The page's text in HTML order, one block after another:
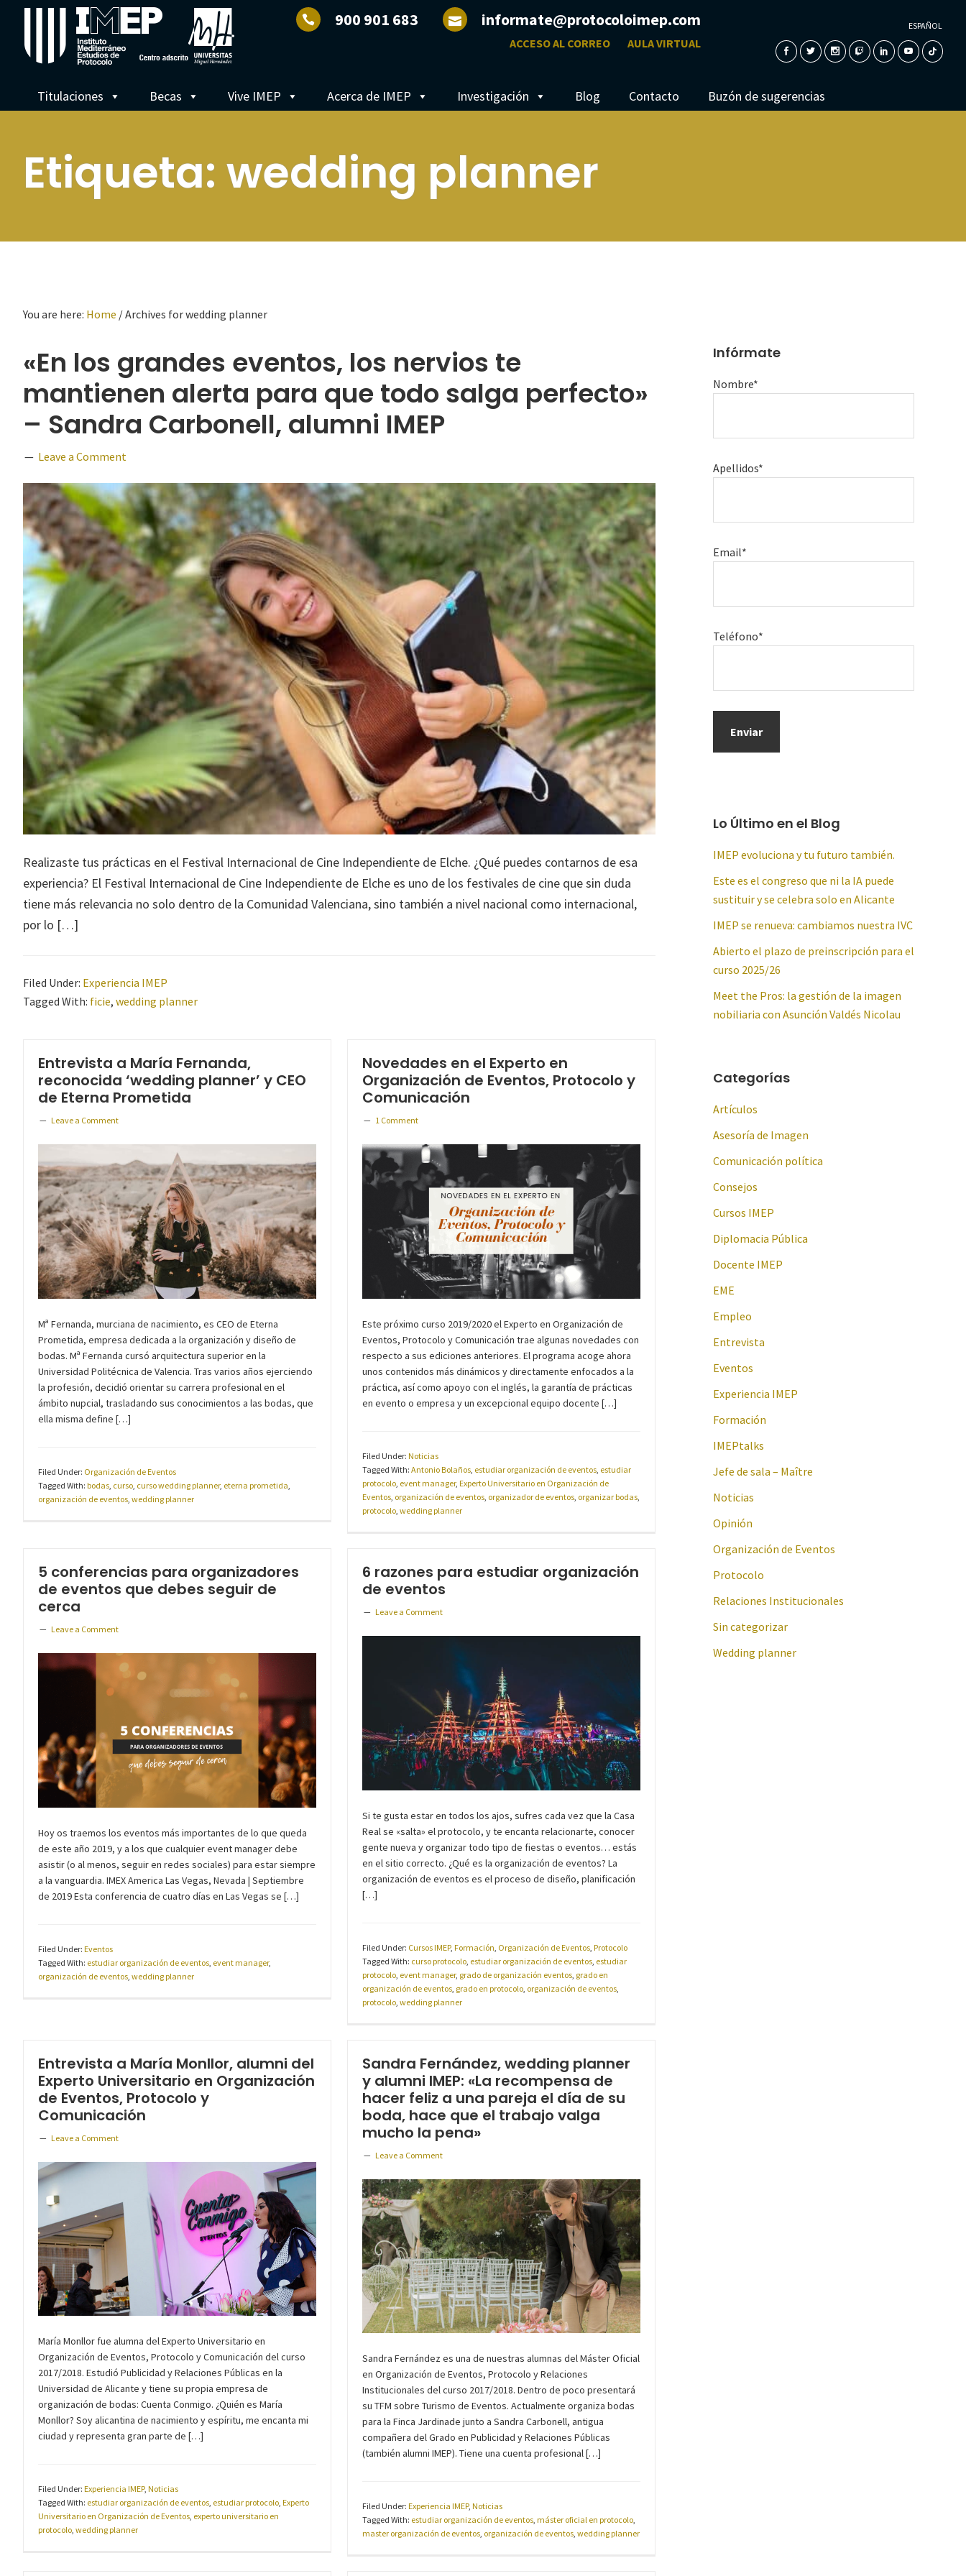
900 901 683 informate@protocoloimep.com
ACCESO AL CORREO AULA VIRTUAL
ESPAÑOL
Titulaciones Becas Vive IMEP Acerca de IMEP Investigación Blog Contacto Buzón de sugerencias
Etiqueta: wedding planner
You are here: Home /Archives for wedding planner
«En los grandes eventos, los nervios te
mantienen alerta para que todo salga perfecto»
– Sandra Carbonell, alumni IMEP
Leave a Comment
Realizaste tus prácticas en el Festival Internacional de Cine Independiente de Elche. ¿Qué puedes contarnos de esa
experiencia? El Festival Internacional de Cine Independiente de Elche es uno de los festivales de cine que sin duda
tiene más relevancia no solo dentro de la Comunidad Valenciana, sino también a nivel nacional como internacional,
por lo […]
Filed Under: Experiencia IMEP
Tagged With: ficie, wedding planner
Entrevista a María Fernanda,
reconocida ‘wedding planner’ y CEO
de Eterna Prometida
Leave a Comment
Mª Fernanda, murciana de nacimiento, es CEO de Eterna
Prometida, empresa dedicada a la organización y diseño de
bodas. Mª Fernanda cursó arquitectura superior en la
Universidad Politécnica de Valencia. Tras varios años ejerciendo
la profesión, decidió orientar su carrera profesional en el
ámbito nupcial, trasladando sus conocimientos a las bodas, que
ella misma define […]
Filed Under: Organización de Eventos
Tagged With: bodas curso curso wedding planner, eterna prometida
organización de eventos wedding planner
Novedades en el Experto en
Organización de Eventos, Protocolo y
Comunicación
1 Comment
Este próximo curso 2019/2020 el Experto en Organización de
Eventos, Protocolo y Comunicación trae algunas novedades con
respecto a sus ediciones anteriores. El programa acoge ahora
unos contenidos más dinámicos y directamente enfocados a la
práctica, así como apoyo con el inglés, la garantía de prácticas
en evento o empresa y un excepcional equipo docente […]
Filed Under:Noticias
Tagged With:Antonio Bolaños estudiar organización de eventos estudiar
protocolo event manager,Experto Universitario en Organización de
Eventos organización de eventos organizador de eventos organizar bodas
protocolo ,wedding planner
5 conferencias para organizadores
de eventos que debes seguir de
cerca
Leave a Comment
Hoy os traemos los eventos más importantes de lo que queda
de este año 2019, y a los que cualquier event manager debe
asistir (o al menos, seguir en redes sociales) para estar siempre
a la vanguardia. IMEX America Las Vegas, Nevada | Septiembre
de 2019 Esta conferencia de cuatro días en Las Vegas se […]
Filed Under: Eventos
Tagged With: estudiar organización de eventos event manager,
organización de eventos wedding planner
6 razones para estudiar organización
de eventos
Leave a Comment
Si te gusta estar en todos los ajos, sufres cada vez que la Casa
Real se «salta» el protocolo, y te encanta relacionarte, conocer
gente nueva y organizar todo tipo de fiestas o eventos… estás
en el sitio correcto. ¿Qué es la organización de eventos? La
organización de eventos es el proceso de diseño, planificación
[…]
Filed Under: Cursos IMEP,Formación Organización de Eventos ,Protocolo
Tagged With: curso protocolo estudiar organización de eventos estudiar
protocolo event manager, grado de organización eventos grado en
organización de eventos grado en protocolo organización de eventos
protocolo ,wedding planner
Entrevista a María Monllor, alumni del
Experto Universitario en Organización
de Eventos, Protocolo y
Comunicación
Leave a Comment
María Monllor fue alumna del Experto Universitario en
Organización de Eventos, Protocolo y Comunicación del curso
2017/2018. Estudió Publicidad y Relaciones Públicas en la
Universidad de Alicante y tiene su propia empresa de
organización de bodas: Cuenta Conmigo. ¿Quién es María
Monllor? Soy alicantina de nacimiento y espíritu, me encanta mi
ciudad y representa gran parte de […]
Filed Under: Experiencia IMEP, Noticias
Tagged With: estudiar organización de eventos, estudiar protocolo, Experto
Universitario en Organización de Eventos, experto universitario en
protocolo, wedding planner
Sandra Fernández, wedding planner
y alumni IMEP: «La recompensa de
hacer feliz a una pareja el día de su
boda, hace que el trabajo valga
mucho la pena»
Leave a Comment
Sandra Fernández es una de nuestras alumnas del Máster Oficial
en Organización de Eventos, Protocolo y Relaciones
Institucionales del curso 2017/2018. Dentro de poco presentará
su TFM sobre Turismo de Eventos. Actualmente organiza bodas
para la Finca Jardinade junto a Sandra Carbonell, antigua
compañera del Grado en Publicidad y Relaciones Públicas
(también alumni IMEP). Tiene una cuenta profesional […]
Filed Under:Experiencia IMEP,Noticias
Tagged With: estudiar organización de eventos,máster oficial en protocolo,
master organización de eventos, organización de eventos,wedding planner
Infórmate
Nombre*
Apellidos*
Email*
Teléfono*
Lo Último en el Blog
IMEP evoluciona y tu futuro también.
Este es el congreso que ni la IA puede
sustituir y se celebra solo en Alicante
IMEP se renueva: cambiamos nuestra IVC
Abierto el plazo de preinscripción para el
curso 2025/26
Meet the Pros: la gestión de la imagen
nobiliaria con Asunción Valdés Nicolau
Categorías
Artículos
Asesoría de Imagen
Comunicación política
Consejos
Cursos IMEP
Diplomacia Pública
Docente IMEP
EME
Empleo
Entrevista
Eventos
Experiencia IMEP
Formación
IMEPtalks
Jefe de sala – Maître
Noticias
Opinión
Organización de Eventos
Protocolo
Relaciones Institucionales
Sin categorizar
Wedding planner